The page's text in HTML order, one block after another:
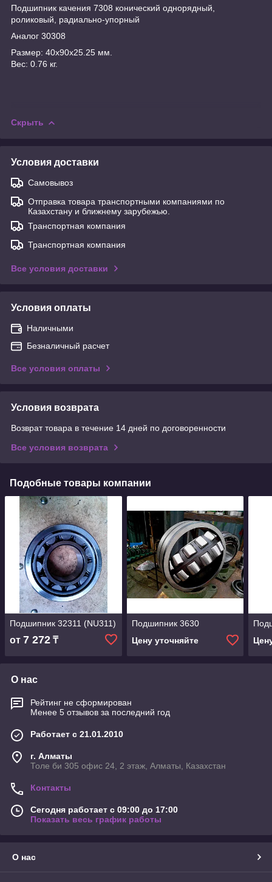
Подшипник качения 7308 конический однорядный,
роликовый, радиально-упорный
Аналог 30308
Размер: 40x90x25.25 мм.
Вес: 0.76 кг.
Скрыть
Условия доставки
Самовывоз
Отправка товара транспортными компаниями по
Казахстану и ближнему зарубежью.
Транспортная компания
Транспортная компания
Все условия доставки
Условия оплаты
Наличными
Безналичный расчет
Все условия оплаты
Условия возврата
Возврат товара в течение 14 дней по договоренности
Все условия возврата
Подобные товары компании
Подшипник 32311 (NU311)
от 7 272 ₸
Подшипник 3630
Цену уточняйте
О нас
Рейтинг не сформирован
Менее 5 отзывов за последний год
Работает с 21.01.2010
г. Алматы
Толе би 305 офис 24, 2 этаж, Алматы, Казахстан
Контакты
Сегодня работает с 09:00 до 17:00
Показать весь график работы
О нас